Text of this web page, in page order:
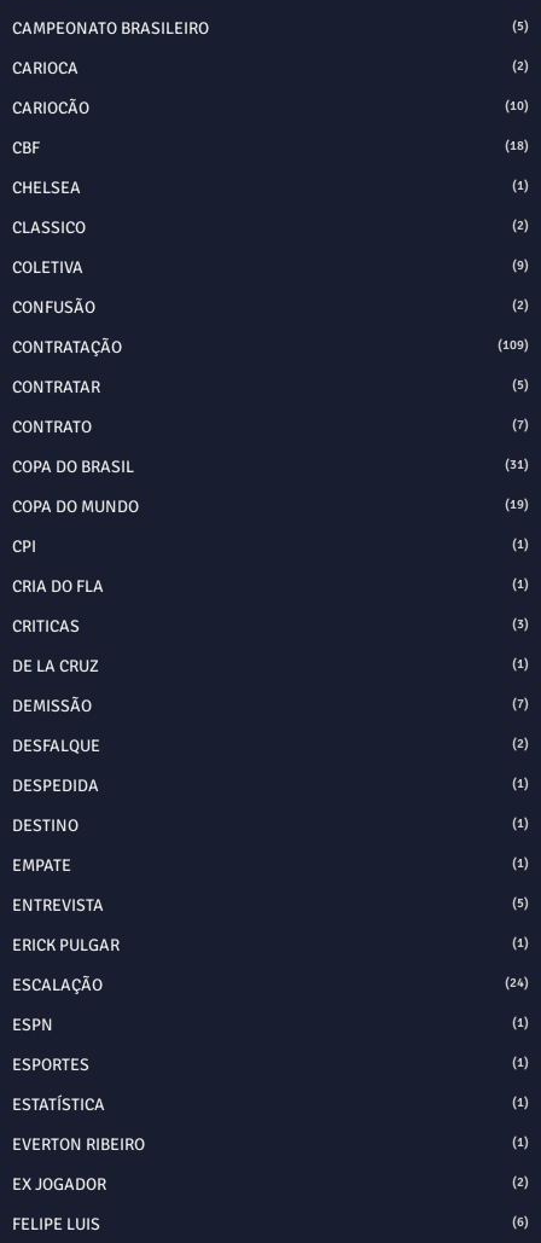
CAMPEONATO BRASILEIRO (5)
CARIOCA (2)
CARIOCÃO (10)
CBF (18)
CHELSEA (1)
CLASSICO (2)
COLETIVA (9)
CONFUSÃO (2)
CONTRATAÇÃO (109)
CONTRATAR (5)
CONTRATO (7)
COPA DO BRASIL (31)
COPA DO MUNDO (19)
CPI (1)
CRIA DO FLA (1)
CRITICAS (3)
DE LA CRUZ (1)
DEMISSÃO (7)
DESFALQUE (2)
DESPEDIDA (1)
DESTINO (1)
EMPATE (1)
ENTREVISTA (5)
ERICK PULGAR (1)
ESCALAÇÃO (24)
ESPN (1)
ESPORTES (1)
ESTATÍSTICA (1)
EVERTON RIBEIRO (1)
EX JOGADOR (2)
FELIPE LUIS (6)